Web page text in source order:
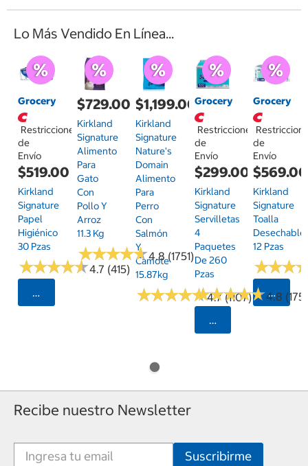
Lo Más Vendido En Línea...
Grocery
Restricciones
de
Envío
$519.00
Kirkland
Signature
Papel
Higiénico
30 Pzas
★★★★★
★★★★★4.7 (415)
Seleccionar Código Postal
$729.00
Kirkland
Signature
Alimento
Para
Gato
Con
Pollo Y
Arroz
11.3 Kg
★★★★★
★★★★★4.8 (1751)
$1,199.00
Kirkland
Signature
Nature's
Domain
Alimento
Para
Perro
Con
Salmón
Y
Camote
15.87kg
★★★★★
★★★★★4.7 (1107)
Grocery
Restricciones
de
Envío
$299.00
Kirkland
Signature
Servilletas
4
Paquetes
De 260
Pzas
★★★★★
★★★★★4.8 (175)
Seleccionar
Grocery
de
Envío
$569.00
Kirkland
Signature
Toalla
Desechable
12 Pzas
★★★
★★★
Recibe nuestro Newsletter